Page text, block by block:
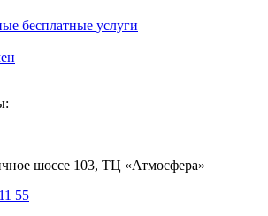
бесплатные услуги
шоссе 103, ТЦ «Атмосфера»
55